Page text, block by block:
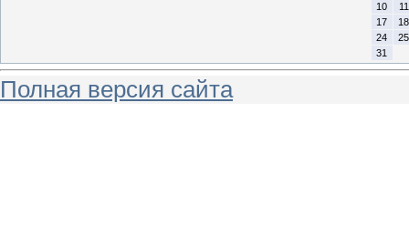
10
11
17
18
24
25
31
Полная версия сайта